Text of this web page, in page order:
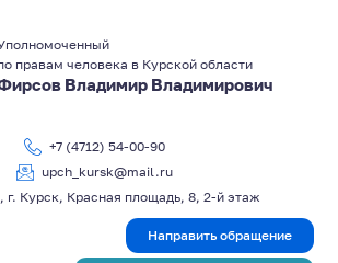
правам человека в Курской области
Владимир Владимирович
+7 (4712) 54-00-90
upch_kursk@mail.ru
г. Курск, Красная площадь, 8, 2-й этаж
Направить обращение